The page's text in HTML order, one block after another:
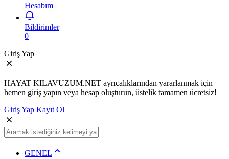
Hesabım
Bildirimler
0
Giriş Yap
HAYAT KILAVUZUM.NET ayrıcalıklarından yararlanmak için
hemen giriş yapın veya hesap oluşturun, üstelik tamamen ücretsiz!
Giriş Yap Kayıt Ol
GENEL